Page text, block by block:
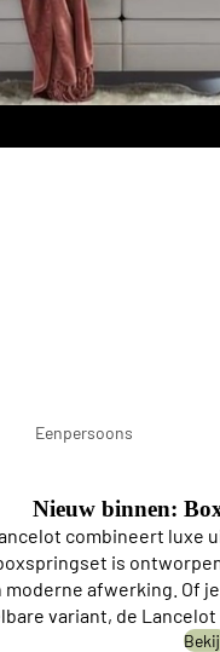
Eenpersoons
Nieuw binnen:
combineert luxe
is
moderne afwerking. Of
variant, de Lancelot